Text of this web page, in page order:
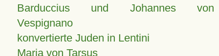
Barduccius und Johannes von
Vespignano
konvertierte Juden in Lentini
Maria von Tarsus